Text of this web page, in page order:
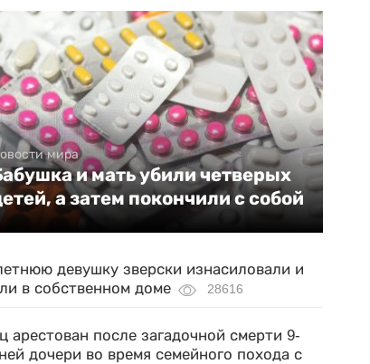
мира
и мать убили четверых
а затем покончили с собой
девушку зверски изнасиловали и
в собственном доме
28616
арестован после загадочной смерти 9-
дочери во время семейного похода с